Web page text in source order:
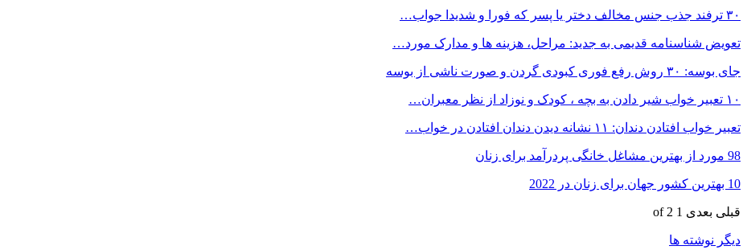
۳۰ ترفند جذب جنس مخالف دختر یا پسر که فورا و شدیدا جواب…
تعویض شناسنامه قدیمی به جدید: مراحل، هزینه ها و مدارک مورد…
جای بوسه: ۳۰ روش رفع فوری کبودی گردن و صورت ناشی از بوسه
۱۰ تعبیر خواب شیر دادن به بچه ، کودک و نوزاد از نظر معبران…
تعبیر خواب افتادن دندان: ۱۱ نشانه دیدن دندان افتادن در خواب…
98 مورد از بهترین مشاغل خانگی پردرآمد برای زنان
10 بهترین کشور جهان برای زنان در 2022
قبلی بعدی 1 of 2
دیگر نوشته ها